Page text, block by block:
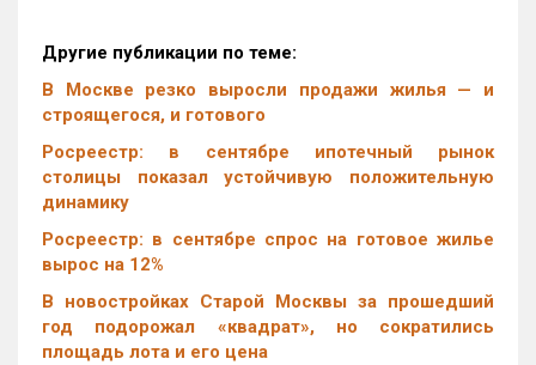
Другие публикации по теме:
В Москве резко выросли продажи жилья — и
строящегося, и готового
Росреестр: в сентябре ипотечный рынок
столицы показал устойчивую положительную
динамику
Росреестр: в сентябре спрос на готовое жилье
вырос на 12%
В новостройках Старой Москвы за прошедший
год подорожал «квадрат», но сократились
площадь лота и его цена